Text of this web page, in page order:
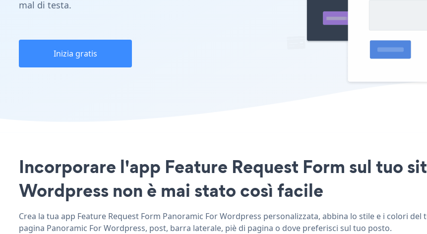
mal di testa.
Inizia gratis
Incorporare l'app Feature Request Form sul tuo
Wordpress non è mai stato così facile
Crea la tua app Feature Request Form Panoramic For Wordpress personalizzata, abbina lo stile e i colori
pagina Panoramic For Wordpress, post, barra laterale, piè di pagina o dove preferisci sul tuo posto.